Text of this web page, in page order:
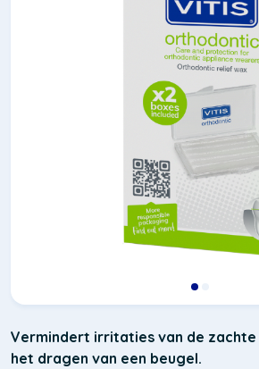
Vermindert irritaties van de
het dragen van een beugel.